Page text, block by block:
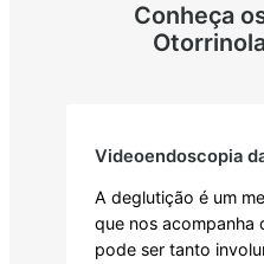
Conheça
Videoendoscopia
A deglutição é um
que nos acompanha
pode ser tanto